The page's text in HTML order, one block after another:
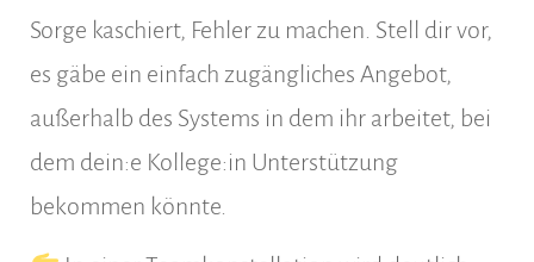
Sorge kaschiert, Fehler zu machen. Stell dir vor,
es gäbe ein einfach zugängliches Angebot,
außerhalb des Systems in dem ihr arbeitet, bei
dem dein:e Kollege:in Unterstützung
bekommen könnte.